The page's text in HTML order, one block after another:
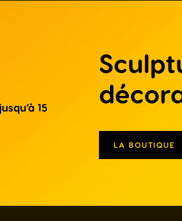
15
LA BOUTIQUE